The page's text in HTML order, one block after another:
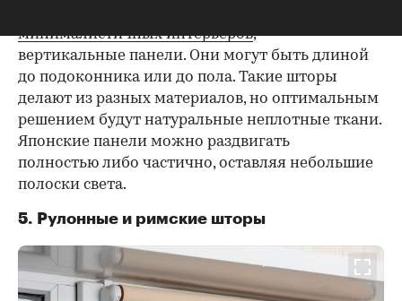
минималистичных интерьеров, —
вертикальные панели. Они могут быть длиной
до подоконника или до пола. Такие шторы
делают из разных материалов, но оптимальным
решением будут натуральные неплотные ткани.
Японские панели можно раздвигать
полностью либо частично, оставляя небольшие
полоски света.
5. Рулонные и римские шторы